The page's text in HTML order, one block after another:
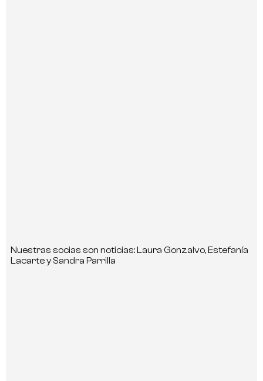
Nuestras socias son noticias: Laura Gonzalvo, Estefanía
Lacarte y Sandra Parrilla